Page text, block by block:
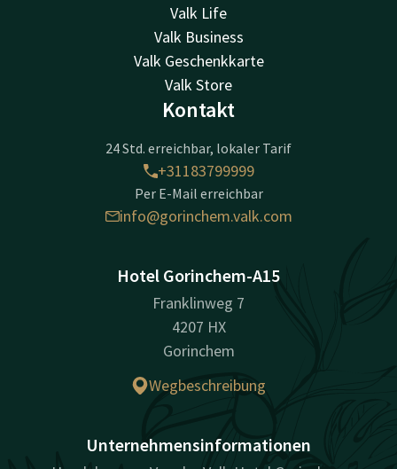
Valk Life
Valk Business
Valk Geschenkkarte
Valk Store
Kontakt
24 Std. erreichbar, lokaler Tarif
+31183799999
Per E-Mail erreichbar
info@gorinchem.valk.com
Hotel Gorinchem-A15
Franklinweg 7
4207 HX
Gorinchem
Wegbeschreibung
Unternehmensinformationen